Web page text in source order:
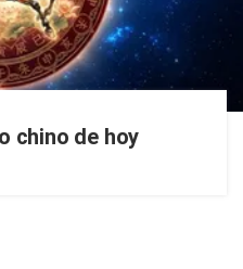
chino de hoy